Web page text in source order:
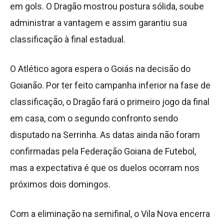
em gols. O Dragão mostrou postura sólida, soube
administrar a vantagem e assim garantiu sua
classificação à final estadual.
O Atlético agora espera o Goiás na decisão do
Goianão. Por ter feito campanha inferior na fase de
classificação, o Dragão fará o primeiro jogo da final
em casa, com o segundo confronto sendo
disputado na Serrinha. As datas ainda não foram
confirmadas pela Federação Goiana de Futebol,
mas a expectativa é que os duelos ocorram nos
próximos dois domingos.
Com a eliminação na semifinal, o Vila Nova encerra